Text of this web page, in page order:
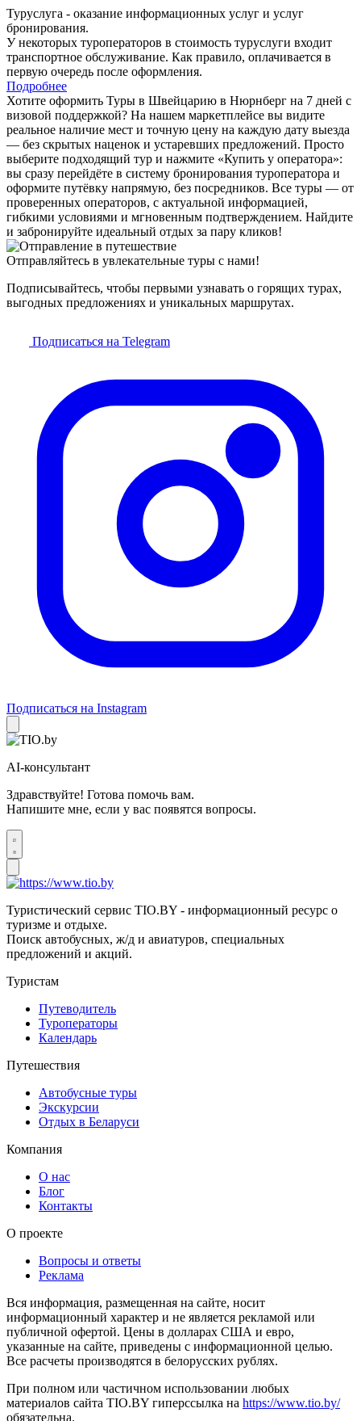
Туруслуга - оказание информационных услуг и услуг
бронирования.
У некоторых туроператоров в стоимость туруслуги входит
транспортное обслуживание. Как правило, оплачивается в
первую очередь после оформления.
Подробнее
Хотите оформить Туры в Швейцарию в Нюрнберг на 7 дней с
визовой поддержкой? На нашем маркетплейсе вы видите
реальное наличие мест и точную цену на каждую дату выезда
— без скрытых наценок и устаревших предложений. Просто
выберите подходящий тур и нажмите «Купить у оператора»:
вы сразу перейдёте в систему бронирования туроператора и
оформите путёвку напрямую, без посредников. Все туры — от
проверенных операторов, с актуальной информацией,
гибкими условиями и мгновенным подтверждением. Найдите
и забронируйте идеальный отдых за пару кликов!
Отправляйтесь в увлекательные туры с нами!
Подписывайтесь, чтобы первыми узнавать о горящих турах,
выгодных предложениях и уникальных маршрутах.
Подписаться на Telegram
Подписаться на Instagram
AI-консультант
Здравствуйте! Готова помочь вам.
Напишите мне, если у вас появятся вопросы.
Туристический сервис TIO.BY - информационный ресурс о
туризме и отдыхе.
Поиск автобусных, ж/д и авиатуров, специальных
предложений и акций.
Туристам
Путеводитель
Туроператоры
Календарь
Путешествия
Автобусные туры
Экскурсии
Отдых в Беларуси
Компания
О нас
Блог
Контакты
О проекте
Вопросы и ответы
Реклама
Вся информация, размещенная на сайте, носит
информационный характер и не является рекламой или
публичной офертой. Цены в долларах США и евро,
указанные на сайте, приведены с информационной целью.
Все расчеты производятся в белорусских рублях.
При полном или частичном использовании любых
материалов сайта TIO.BY гиперссылка на https://www.tio.by/
обязательна.